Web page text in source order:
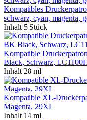
Kompatibles
schwarz, cyan, magenta,
Inhalt 5 Stück
Kompatible
Black, Schwarz,
Inhalt 28 ml
Kompatible XL-
Magenta, 29XL
Inhalt 14 ml